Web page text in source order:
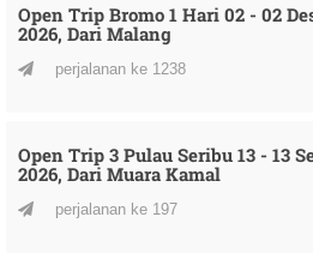
Open Trip Bromo 1 Hari 02 - 02
2026, Dari Malang
perjalanan ke 1238
Open Trip 3 Pulau Seribu 13 - 13
2026, Dari Muara Kamal
perjalanan ke 197